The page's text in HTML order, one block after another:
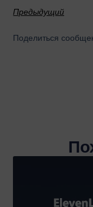
Предыдущий
Поделиться